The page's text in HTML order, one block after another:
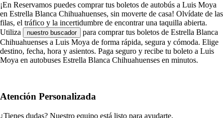
¡En Reservamos puedes comprar tus boletos de autobús a Luis Moya
en Estrella Blanca Chihuahuenses, sin moverte de casa! Olvídate de las
filas, el tráfico y la incertidumbre de encontrar una taquilla abierta.
Utiliza
nuestro buscador
para comprar tus boletos de Estrella Blanca
Chihuahuenses a Luis Moya de forma rápida, segura y cómoda. Elige
destino, fecha, hora y asientos. Paga seguro y recibe tu boleto a Luis
Moya en autobuses Estrella Blanca Chihuahuenses en minutos.
Atención Personalizada
¿Tienes dudas? Nuestro equipo está listo para ayudarte.